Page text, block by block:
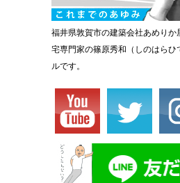
福井県敦賀市の建築会社あめりか
宅専門家の篠原秀和（しのはらひ
ルです。